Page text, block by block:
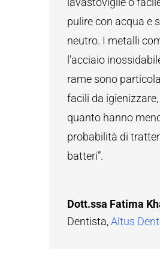
pulire con acqua e
neutro. I metalli
l’acciaio
rame sono
facili da igienizzare,
quanto hanno
probabilità di
batteri”.
Dott.ssa Fatima
Dentista, Altus